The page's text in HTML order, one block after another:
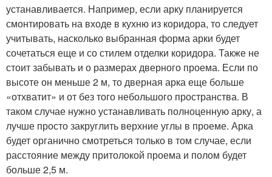
устанавливается. Например, если арку планируется
смонтировать на входе в кухню из коридора, то следует
учитывать, насколько выбранная форма арки будет
сочетаться еще и со стилем отделки коридора. Также не
стоит забывать и о размерах дверного проема. Если по
высоте он меньше 2 м, то дверная арка еще больше
«отхватит» и от без того небольшого пространства. В
таком случае нужно устанавливать полноценную арку, а
лучше просто закруглить верхние углы в проеме. Арка
будет органично смотреться только в том случае, если
расстояние между притолокой проема и полом будет
больше 2,5 м.